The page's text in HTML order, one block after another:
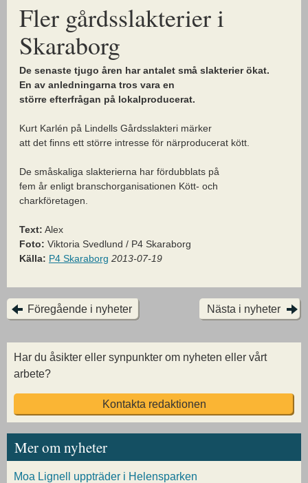
Fler gårdsslakterier i
Skaraborg
De senaste tjugo åren har antalet små slakterier ökat.
En av anledningarna tros vara en
större efterfrågan på lokalproducerat.
Kurt Karlén på Lindells Gårdsslakteri märker
att det finns ett större intresse för närproducerat kött.
De småskaliga slakterierna har fördubblats på
fem år enligt branschorganisationen Kött- och
charkföretagen.
Text: Alex
Foto: Viktoria Svedlund / P4 Skaraborg
Källa: P4 Skaraborg 2013-07-19
Föregående i nyheter Nästa i nyheter
Har du åsikter eller synpunkter om nyheten eller vårt
arbete?
Kontakta redaktionen
Mer om nyheter
Moa Lignell uppträder i Helensparken